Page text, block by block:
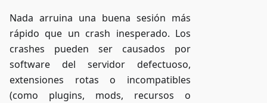
Nada arruina una buena sesión más
rápido que un crash inesperado. Los
crashes pueden ser causados por
software del servidor defectuoso,
extensiones rotas o incompatibles
(como plugins, mods, recursos o